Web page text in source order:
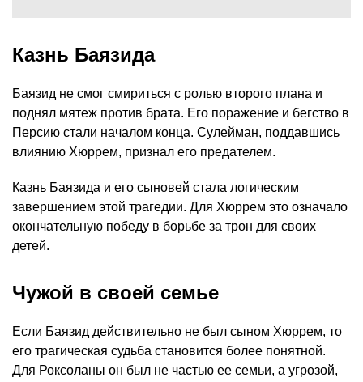
Казнь Баязида
Баязид не смог смириться с ролью второго плана и
поднял мятеж против брата. Его поражение и бегство в
Персию стали началом конца. Сулейман, поддавшись
влиянию Хюррем, признал его предателем.
Казнь Баязида и его сыновей стала логическим
завершением этой трагедии. Для Хюррем это означало
окончательную победу в борьбе за трон для своих
детей.
Чужой в своей семье
Если Баязид действительно не был сыном Хюррем, то
его трагическая судьба становится более понятной.
Для Роксоланы он был не частью ее семьи, а угрозой,